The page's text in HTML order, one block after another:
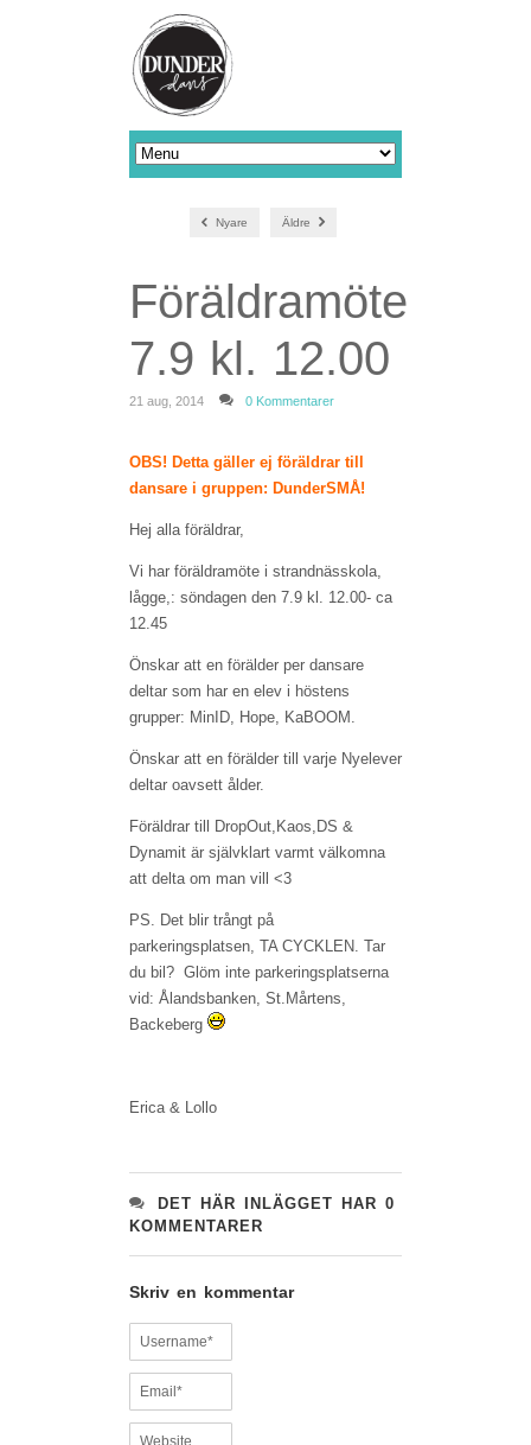
Nyare Äldre
Föräldramöte
7.9 kl. 12.00
21 aug, 2014 0 Kommentarer
OBS! Detta gäller ej föräldrar till
dansare i gruppen: DunderSMÅ!
Hej alla föräldrar,
Vi har föräldramöte i strandnässkola,
lågge,: söndagen den 7.9 kl. 12.00- ca
12.45
Önskar att en förälder per dansare
deltar som har en elev i höstens
grupper: MinID, Hope, KaBOOM.
Önskar att en förälder till varje Nyelever
deltar oavsett ålder.
Föräldrar till DropOut,Kaos,DS &
Dynamit är självklart varmt välkomna
att delta om man vill <3
PS. Det blir trångt på
parkeringsplatsen, TA CYCKLEN. Tar
du bil? Glöm inte parkeringsplatserna
vid: Ålandsbanken, St.Mårtens,
Backeberg
Erica & Lollo
DET HÄR INLÄGGET HAR 0
KOMMENTARER
Skriv en kommentar